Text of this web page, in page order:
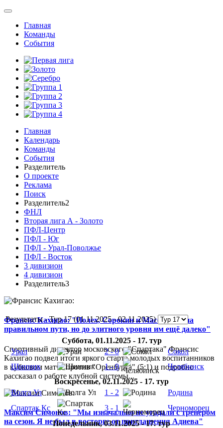
Главная
Команды
События
Главная
Календарь
Команды
События
Разделитель
О проекте
Реклама
Поиск
Разделитель2
ФНЛ
Вторая лига А - Золото
ПФЛ-Центр
ПФЛ - Юг
ПФЛ - Урал-Поволжье
ПФЛ - Восток
3 дивизион
4 дивизион
Разделитель3
Франсис Кахигао: "Полех, Сорокин и Массалыга на
правильном пути, но до элитного уровня им ещё далеко"
Спортивный директор московского "Спартака" Франсис
Кахигао подвел итоги яркого старта молодых воспитанников
в кубковом матче против "Оренбурга" (5:1) и подробно
рассказал о работе клубной системы...
Максим Симонов: "Мы изначально не угадали с тренером
на сезон. Я не был в восторге от приглашения Адиева"
Результаты - Тур 17 (01.11.2025 - 02.11.2025)
Суббота, 01.11.2025 - 17. тур
Урал
2 - 0
Сокол
Шинник
1 - 0
Челябинск
Воскресенье, 02.11.2025 - 17. тур
Волга Ул
1 - 2
Родина
Спартак Кс
3 - 1
Черноморец
Понедельник, 03.11.2025 - 17. тур